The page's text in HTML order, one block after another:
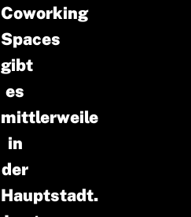
Coworking
Spaces
gibt
es
mittlerweile
in
der
Hauptstadt.